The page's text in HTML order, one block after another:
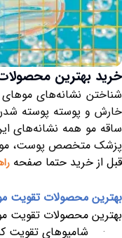
خرید بهترین
شناختن نشانه‌های موهای
خارش و پوسته پوسته
ساقه مو همه نشانه‌های
پزشک متخصص پوست، مو و
قبل از خرید حتما صفحه
بهترین محصولات تقویت
بهترین محصولات تقویت
· شامپوهای تقویت